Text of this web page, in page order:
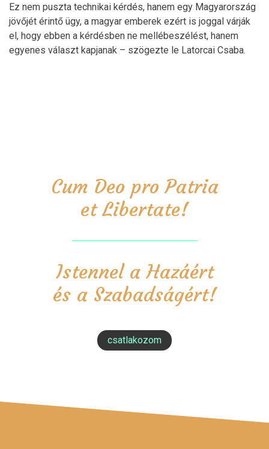
Ez nem puszta technikai kérdés, hanem egy Magyarország
jövőjét érintő ügy, a magyar emberek ezért is joggal várják
el, hogy ebben a kérdésben ne mellébeszélést, hanem
egyenes választ kapjanak – szögezte le Latorcai Csaba.
Cum Deo pro Patria
et Libertate!
Istennel a Hazáért
és a Szabadságért!
csatlakozom